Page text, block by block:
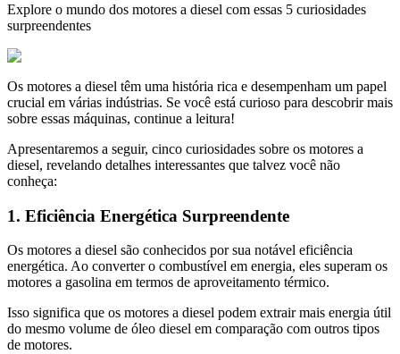
Explore o mundo dos motores a diesel com essas 5 curiosidades
surpreendentes
Os motores a diesel têm uma história rica e desempenham um papel
crucial em várias indústrias. Se você está curioso para descobrir mais
sobre essas máquinas, continue a leitura!
Apresentaremos a seguir, cinco curiosidades sobre os motores a
diesel, revelando detalhes interessantes que talvez você não
conheça:
1. Eficiência Energética Surpreendente
Os motores a diesel são conhecidos por sua notável eficiência
energética. Ao converter o combustível em energia, eles superam os
motores a gasolina em termos de aproveitamento térmico.
Isso significa que os motores a diesel podem extrair mais energia útil
do mesmo volume de óleo diesel em comparação com outros tipos
de motores.